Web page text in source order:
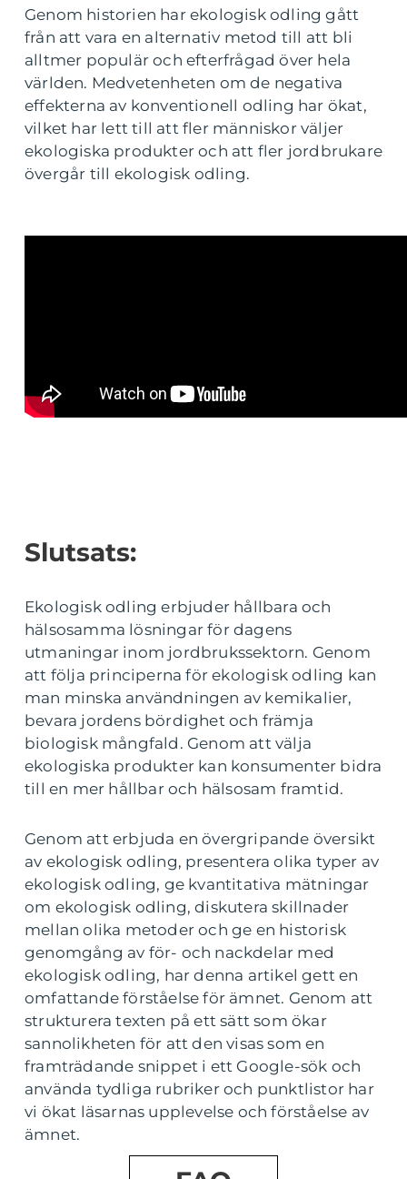
Genom historien har ekologisk odling gått
från att vara en alternativ metod till att bli
alltmer populär och efterfrågad över hela
världen. Medvetenheten om de negativa
effekterna av konventionell odling har ökat,
vilket har lett till att fler människor väljer
ekologiska produkter och att fler jordbrukare
övergår till ekologisk odling.
Slutsats:
Ekologisk odling erbjuder hållbara och
hälsosamma lösningar för dagens
utmaningar inom jordbrukssektorn. Genom
att följa principerna för ekologisk odling kan
man minska användningen av kemikalier,
bevara jordens bördighet och främja
biologisk mångfald. Genom att välja
ekologiska produkter kan konsumenter bidra
till en mer hållbar och hälsosam framtid.
Genom att erbjuda en övergripande översikt
av ekologisk odling, presentera olika typer av
ekologisk odling, ge kvantitativa mätningar
om ekologisk odling, diskutera skillnader
mellan olika metoder och ge en historisk
genomgång av för- och nackdelar med
ekologisk odling, har denna artikel gett en
omfattande förståelse för ämnet. Genom att
strukturera texten på ett sätt som ökar
sannolikheten för att den visas som en
framträdande snippet i ett Google-sök och
använda tydliga rubriker och punktlistor har
vi ökat läsarnas upplevelse och förståelse av
ämnet.